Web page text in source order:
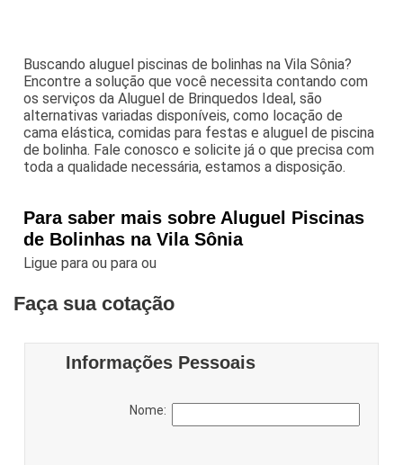
Buscando aluguel piscinas de bolinhas na Vila Sônia?
Encontre a solução que você necessita contando com
os serviços da Aluguel de Brinquedos Ideal, são
alternativas variadas disponíveis, como locação de
cama elástica, comidas para festas e aluguel de piscina
de bolinha. Fale conosco e solicite já o que precisa com
toda a qualidade necessária, estamos a disposição.
Para saber mais sobre Aluguel Piscinas
de Bolinhas na Vila Sônia
Ligue paraou paraou
Faça sua cotação
Informações Pessoais
Nome: